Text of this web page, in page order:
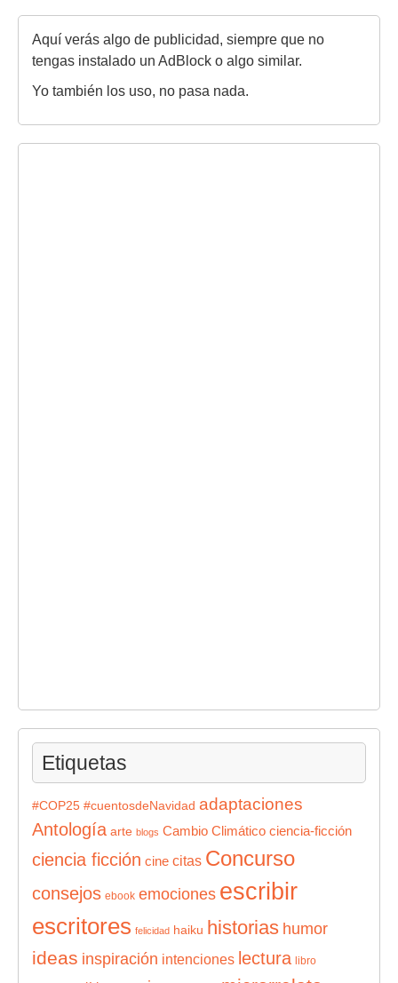
Aquí verás algo de publicidad, siempre que no
tengas instalado un AdBlock o algo similar.
Yo también los uso, no pasa nada.
Etiquetas
#COP25 #cuentosdeNavidad adaptaciones
Antología arte blogs Cambio Climático ciencia-ficción
ciencia ficción cine citas Concurso
consejos ebook emociones escribir
escritores felicidad haiku historias humor
ideas inspiración intenciones lectura libro